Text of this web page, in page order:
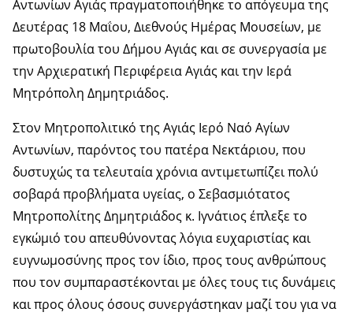
Αντωνίων Αγιάς πραγματοποιήθηκε το απόγευμα της
Δευτέρας 18 Μαΐου, Διεθνούς Ημέρας Μουσείων, με
πρωτοβουλία του Δήμου Αγιάς και σε συνεργασία με
την Αρχιερατική Περιφέρεια Αγιάς και την Ιερά
Μητρόπολη Δημητριάδος.
Στον Μητροπολιτικό της Αγιάς Ιερό Ναό Αγίων
Αντωνίων, παρόντος του πατέρα Νεκτάριου, που
δυστυχώς τα τελευταία χρόνια αντιμετωπίζει πολύ
σοβαρά προβλήματα υγείας, ο Σεβασμιότατος
Μητροπολίτης Δημητριάδος κ. Ιγνάτιος έπλεξε το
εγκώμιό του απευθύνοντας λόγια ευχαριστίας και
ευγνωμοσύνης προς τον ίδιο, προς τους ανθρώπους
που τον συμπαραστέκονται με όλες τους τις δυνάμεις
και προς όλους όσους συνεργάστηκαν μαζί του για να